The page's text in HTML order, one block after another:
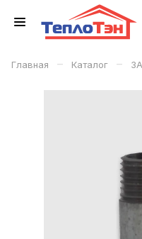
Главная – Каталог –